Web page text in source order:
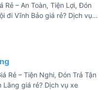
Rẻ – An Toàn, Tiện Lợi, Đón
đi Vĩnh Bảo giá rẻ? Dịch vụ…
Rẻ – Tiện Nghi, Đón Trả Tận
Lãng giá rẻ? Dịch vụ xe